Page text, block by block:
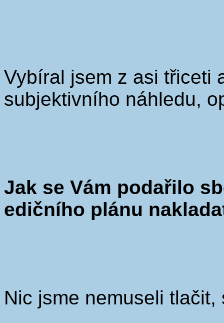
Vybíral jsem z asi třiceti
subjektivního náhledu,
Jak se Vám podařilo
edičního plánu
Nic jsme nemuseli